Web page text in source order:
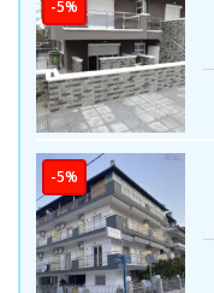
-5%
-5%